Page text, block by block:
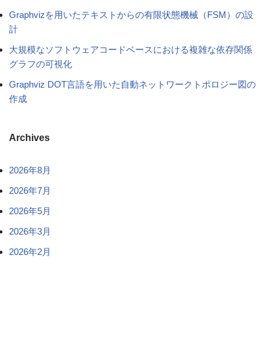
Graphvizを用いたテキストからの有限状態機械（FSM）の設
計
大規模なソフトウェアコードベースにおける複雑な依存関係
グラフの可視化
Graphviz DOT言語を用いた自動ネットワークトポロジー図の
作成
Archives
2026年8月
2026年7月
2026年5月
2026年3月
2026年2月